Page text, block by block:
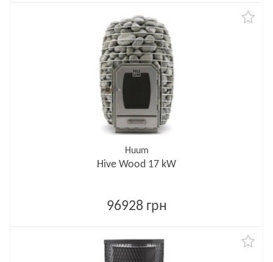
Huum
Hive Wood 17 kW
96928 грн